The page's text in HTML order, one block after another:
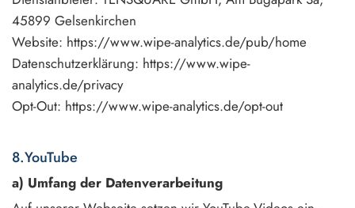
45899 Gelsenkirchen
Website: https://www.wipe-analytics.de/pub/home
Datenschutzerklärung: https://www.wipe-
analytics.de/privacy
Opt-Out: https://www.wipe-analytics.de/opt-out
8.YouTube
a) Umfang der Datenverarbeitung